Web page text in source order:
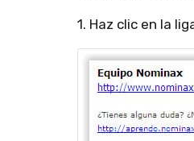
1. Haz clic en la